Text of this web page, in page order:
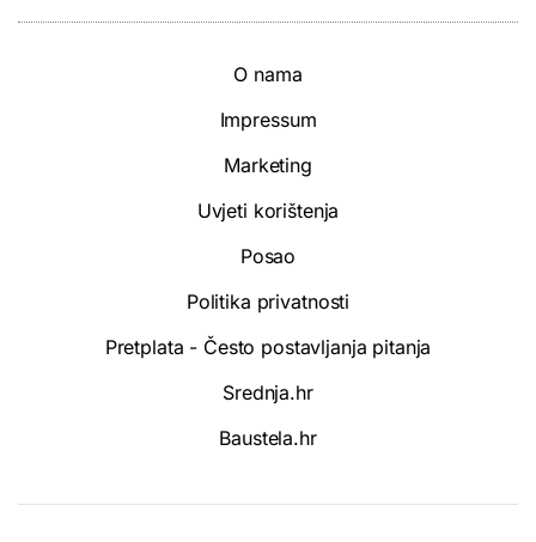
O nama
Impressum
Marketing
Uvjeti korištenja
Posao
Politika privatnosti
Pretplata - Često postavljanja pitanja
Srednja.hr
Baustela.hr